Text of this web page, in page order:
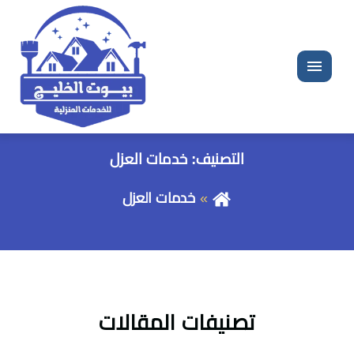
القائمة
التصنيف: خدمات العزل
خدمات العزل
تصنيفات المقالات